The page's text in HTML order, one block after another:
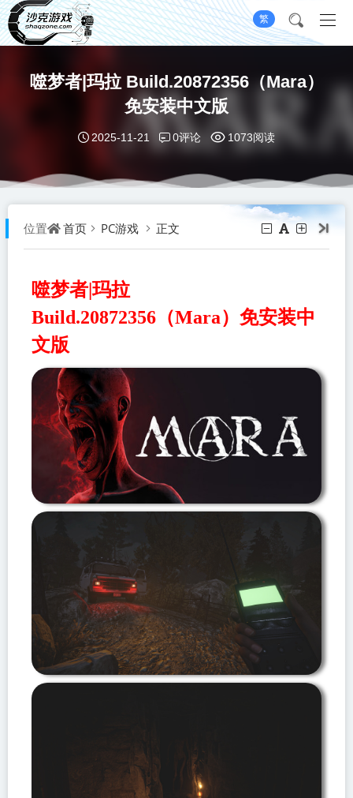
繁
噬梦者|玛拉 Build.20872356（Mara）
免安装中文版
2025-11-21 0评论 1073阅读
位置 首页 PC游戏 正文
噬梦者|玛拉
Build.20872356（Mara）免安装中
文版